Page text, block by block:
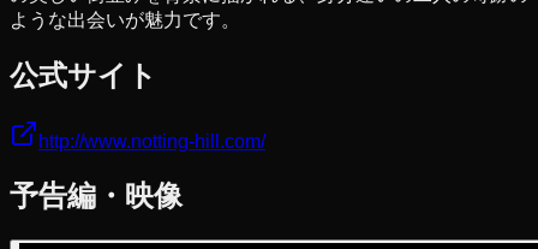
ような出会いが魅力です。
公式サイト
http://www.notting-hill.com/
予告編・映像